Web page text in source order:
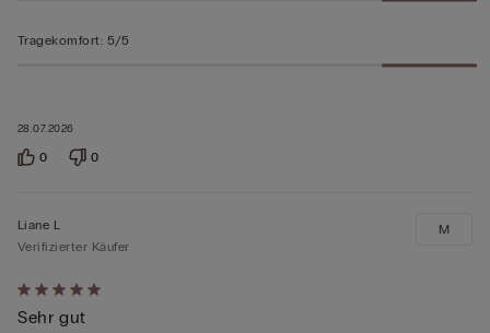
28.07.2026
Tragekomfort: 5/5
0 0
Mit
5
Liane L
Verifizierter Käufer
Sehr gut
M